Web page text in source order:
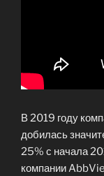
В 2019 году
добилась
25% с начала
компании